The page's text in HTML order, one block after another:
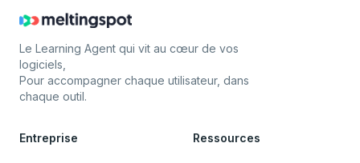
Le Learning Agent qui vit au cœur de vos
logiciels,
Pour accompagner chaque utilisateur, dans
chaque outil.
Entreprise Ressources